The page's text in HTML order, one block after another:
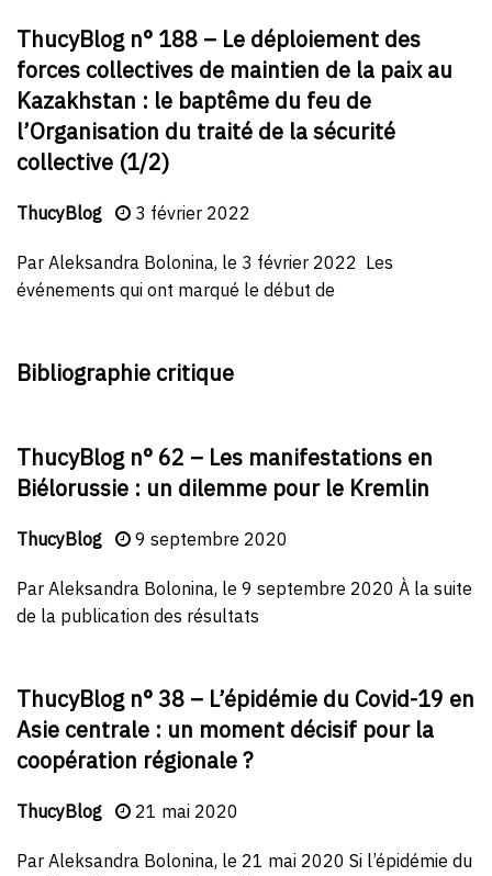
ThucyBlog n° 188 – Le déploiement des
forces collectives de maintien de la paix au
Kazakhstan : le baptême du feu de
l’Organisation du traité de la sécurité
collective (1/2)
ThucyBlog 3 février 2022
Par Aleksandra Bolonina, le 3 février 2022 Les
événements qui ont marqué le début de
Bibliographie critique
ThucyBlog n° 62 – Les manifestations en
Biélorussie : un dilemme pour le Kremlin
ThucyBlog 9 septembre 2020
Par Aleksandra Bolonina, le 9 septembre 2020 À la suite
de la publication des résultats
ThucyBlog n° 38 – L’épidémie du Covid-19 en
Asie centrale : un moment décisif pour la
coopération régionale ?
ThucyBlog 21 mai 2020
Par Aleksandra Bolonina, le 21 mai 2020 Si l’épidémie du